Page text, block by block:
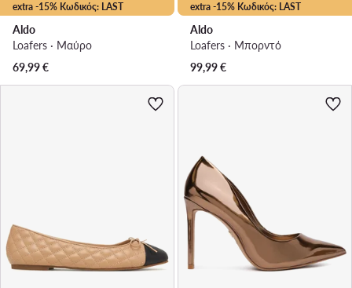
extra -15% Κωδικός: LAST
Aldo
Loafers · Μαύρο
69,99€
extra -15% Κωδικός: LAST
Aldo
Loafers · Μπορντό
99,99€